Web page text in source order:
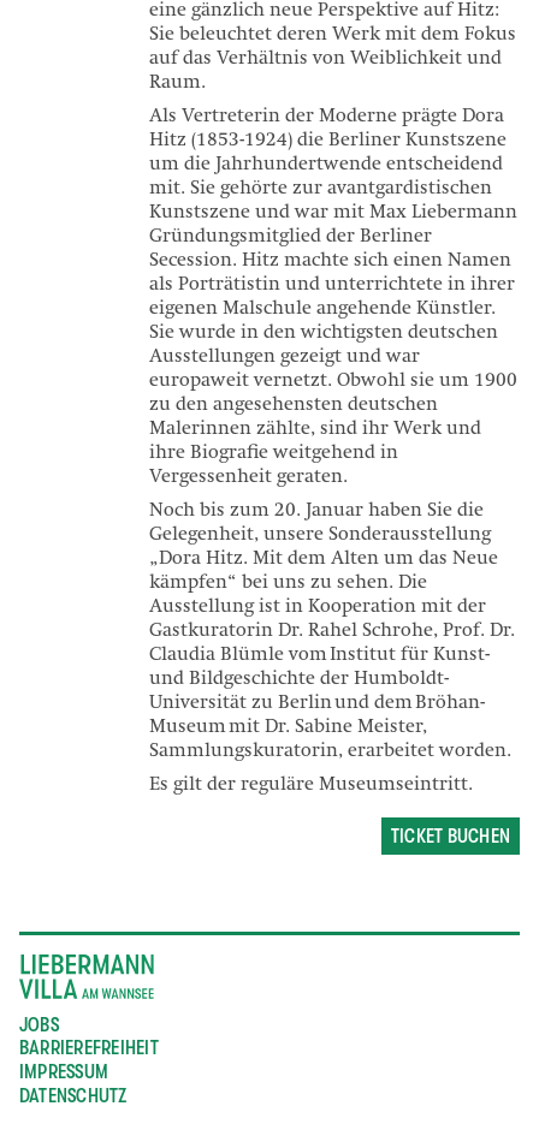
eine gänzlich neue Perspektive auf Hitz:
Sie beleuchtet deren Werk mit dem Fokus
auf das Verhältnis von Weiblichkeit und
Raum.
Als Vertreterin der Moderne prägte Dora
Hitz (1853-1924) die Berliner Kunstszene
um die Jahrhundertwende entscheidend
mit. Sie gehörte zur avantgardistischen
Kunstszene und war mit Max Liebermann
Gründungsmitglied der Berliner
Secession. Hitz machte sich einen Namen
als Porträtistin und unterrichtete in ihrer
eigenen Malschule angehende Künstler.
Sie wurde in den wichtigsten deutschen
Ausstellungen gezeigt und war
europaweit vernetzt. Obwohl sie um 1900
zu den angesehensten deutschen
Malerinnen zählte, sind ihr Werk und
ihre Biografie weitgehend in
Vergessenheit geraten.
Noch bis zum 20. Januar haben Sie die
Gelegenheit, unsere Sonderausstellung
„Dora Hitz. Mit dem Alten um das Neue
kämpfen“ bei uns zu sehen. Die
Ausstellung ist in Kooperation mit der
Gastkuratorin Dr. Rahel Schrohe, Prof. Dr.
Claudia Blümle vom Institut für Kunst-
und Bildgeschichte der Humboldt-
Universität zu Berlin und dem Bröhan-
Museum mit Dr. Sabine Meister,
Sammlungskuratorin, erarbeitet worden.
Es gilt der reguläre Museumseintritt.
TICKET BUCHEN
JOBS
BARRIEREFREIHEIT
IMPRESSUM
DATENSCHUTZ